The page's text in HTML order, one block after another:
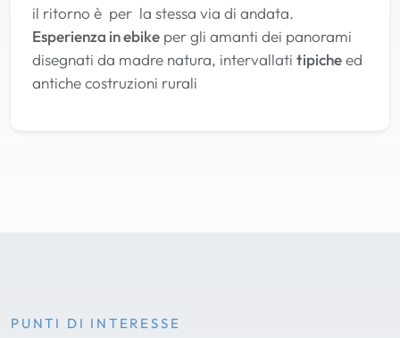
il ritorno è per la stessa via di andata.
Esperienza in ebike per gli amanti dei panorami
disegnati da madre natura, intervallati tipicheed
antiche costruzioni rurali
PUNTI DI INTERESSE